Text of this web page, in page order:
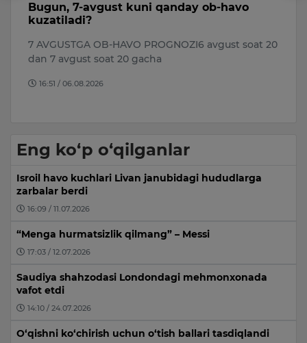
Bugun, 7-avgust kuni qanday ob-havo
kuzatiladi?
7 AVGUSTGA OB-HAVO PROGNOZI6 avgust soat 20
dan 7 avgust soat 20 gacha
16:51 / 06.08.2026
Eng ko‘p o‘qilganlar
Isroil havo kuchlari Livan janubidagi hududlarga
zarbalar berdi
16:09 / 11.07.2026
“Menga hurmatsizlik qilmang” – Messi
17:03 / 12.07.2026
Saudiya shahzodasi Londondagi mehmonxonada
vafot etdi
14:10 / 24.07.2026
O‘qishni ko‘chirish uchun o‘tish ballari tasdiqlandi